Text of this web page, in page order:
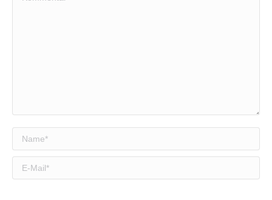
Name *
E-Mail *